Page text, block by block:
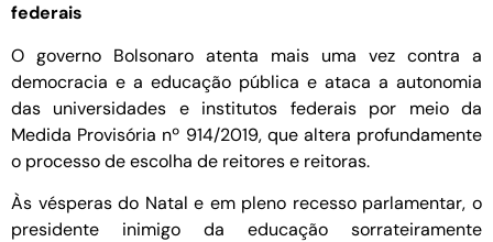
federais
O governo Bolsonaro atenta mais uma vez contra a
democracia e a educação pública e ataca a autonomia
das universidades e institutos federais por meio da
Medida Provisória nº 914/2019, que altera profundamente
o processo de escolha de reitores e reitoras.
Às vésperas do Natal e em pleno recesso parlamentar, o
presidente inimigo da educação sorrateiramente